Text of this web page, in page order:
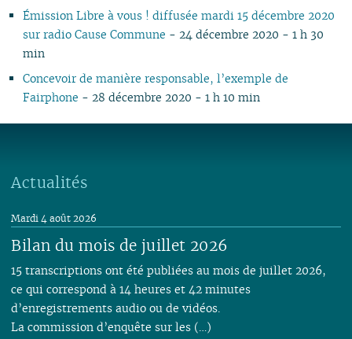
Émission Libre à vous ! diffusée mardi 15 décembre 2020
sur radio Cause Commune - 24 décembre 2020 - 1 h 30
min
Concevoir de manière responsable, l’exemple de
Fairphone - 28 décembre 2020 - 1 h 10 min
Actualités
Bilan du mois de juillet 2026
Mardi 4 août 2026
15 transcriptions ont été publiées au mois de juillet 2026,
ce qui correspond à 14 heures et 42 minutes
d’enregistrements audio ou de vidéos.
La commission d’enquête sur les (…)